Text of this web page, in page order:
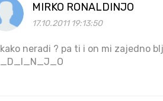
MIRKO RONALDINJO
17.10.2011 19:13:50
kako neradi ? pa ti i on mi zajedno
_D_I_N_J_O